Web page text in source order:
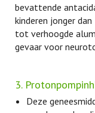
bevattende
kinderen jonger
tot verhoogde
gevaar voor
3.
Deze